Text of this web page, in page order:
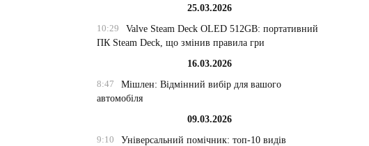
25.03.2026
10:29
Valve Steam Deck OLED 512GB: портативний
ПК Steam Deck, що змінив правила гри
16.03.2026
8:47
Мішлен: Відмінний вибір для вашого
автомобіля
09.03.2026
9:10
Універсальний помічник: топ-10 видів